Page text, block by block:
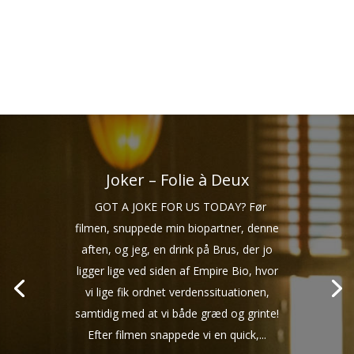
Joker – Folie à Deux
GOT A JOKE FOR US TODAY? Før
filmen, snuppede min biopartner, denne
aften, og jeg, en drink på Brus, der jo
ligger lige ved siden af Empire Bio, hvor
vi lige fik ordnet verdenssituationen,
samtidig med at vi både græd og grinte!
Efter filmen snappede vi en quick,...